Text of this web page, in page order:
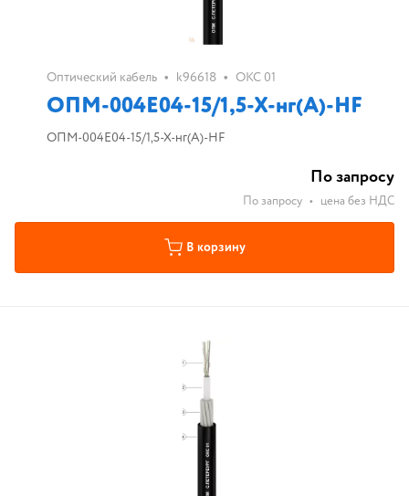
Оптический кабель • k96618 • ОКС 01
ОПМ-004Е04-15/1,5-Х-нг(А)-HF
ОПМ-004Е04-15/1,5-Х-нг(А)-HF
По запросу
По запросу • цена без НДС
В корзину